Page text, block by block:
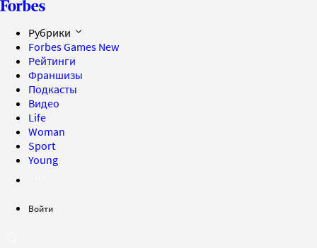
Рубрики
Forbes Games New
Рейтинги
Франшизы
Подкасты
Видео
Life
Woman
Sport
Young
Войти